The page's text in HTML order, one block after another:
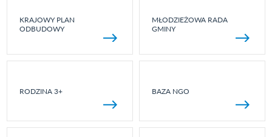
KRAJOWY PLAN
ODBUDOWY
MŁODZIEŻOWA RADA
GMINY
RODZINA 3+ BAZA NGO